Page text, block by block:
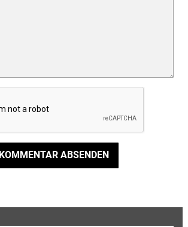
KOMMENTAR ABSENDEN